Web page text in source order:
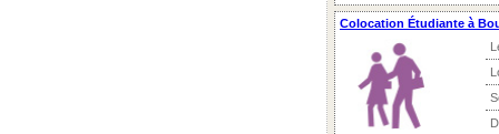
Colocation Étudiante à